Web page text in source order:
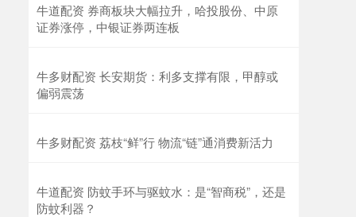
牛道配资 券商板块大幅拉升，哈投股份、中原
证券涨停，中银证券两连板
牛多财配资 长安期货：利多支撑有限，甲醇或
偏弱震荡
牛多财配资 荔枝“鲜”行 物流“链”通消费新活力
牛道配资 防蚊手环与驱蚊水：是“智商税”，还是
防蚊利器？